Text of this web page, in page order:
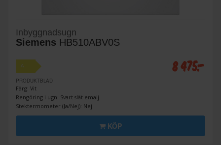
Inbyggnadsugn
Siemens HB510ABV0S
A
PRODUKTBLAD
Färg: Vit
Rengöring i ugn: Svart slät emalj
Stektermometer (Ja/Nej): Nej
8 475:-
KÖP